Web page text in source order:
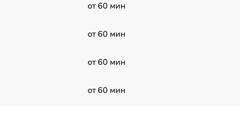
от 60 мин
от 60 мин
от 60 мин
от 60 мин